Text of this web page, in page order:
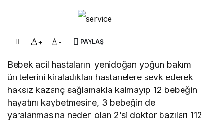
+ - PAYLAŞ
Bebek acil hastalarını yenidoğan yoğun bakım
ünitelerini kiraladıkları hastanelere sevk ederek
haksız kazanç sağlamakla kalmayıp 12 bebeğin
hayatını kaybetmesine, 3 bebeğin de
yaralanmasına neden olan 2’si doktor bazıları 112